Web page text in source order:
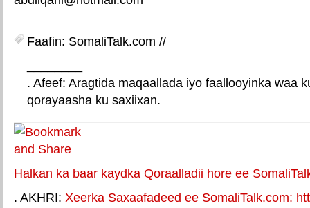
Faafin: SomaliTalk.com //
. Afeef: Aragtida maqaallada iyo faallooyinka waa
qorayaasha ku saxiixan.
Halkan ka baar kaydka Qoraalladii hore ee
. AKHRI: Xeerka Saxaafadeed ee SomaliTalk.com: